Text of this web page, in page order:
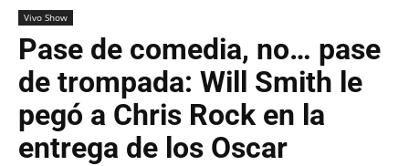
Vivo Show
Pase de comedia, no… pase
de trompada: Will Smith le
pegó a Chris Rock en la
entrega de los Oscar